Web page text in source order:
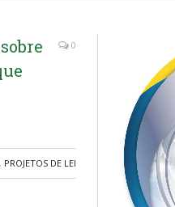
0
, PROJETOS DE LEI